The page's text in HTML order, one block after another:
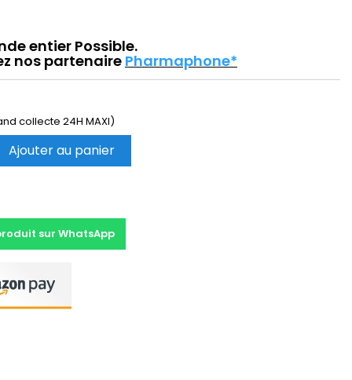
entier Possible.
nos partenaire Pharmaphone*
collecte 24H MAXI)
Ajouter au panier
sur WhatsApp